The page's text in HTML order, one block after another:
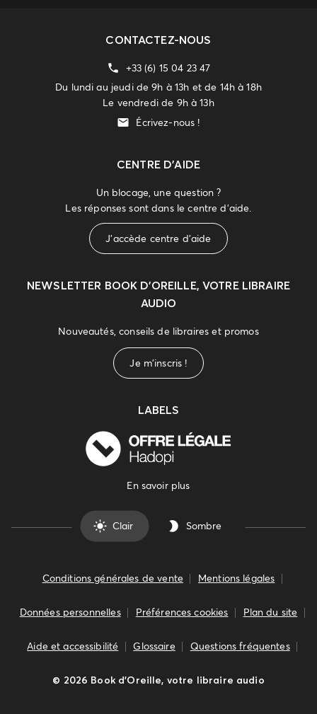
CONTACTEZ-NOUS
+33 (6) 15 04 23 47
Du lundi au jeudi de 9h à 13h et de 14h à 18h
Le vendredi de 9h à 13h
Écrivez-nous !
CENTRE D'AIDE
Un blocage, une question ?
Les réponses sont dans le centre d'aide.
J'accède centre d'aide
NEWSLETTER BOOK D’OREILLE, VOTRE LIBRAIRE
AUDIO
Nouveautés, conseils de libraires et promos
Je m'inscris !
LABELS
En savoir plus
Clair Sombre
Conditions générales de vente Mentions légales
Données personnelles Préférences cookies Plan du site
Aide et accessibilité Glossaire Questions fréquentes
© 2026 Book d’Oreille, votre libraire audio